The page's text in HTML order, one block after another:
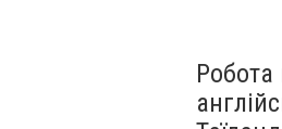
Робота